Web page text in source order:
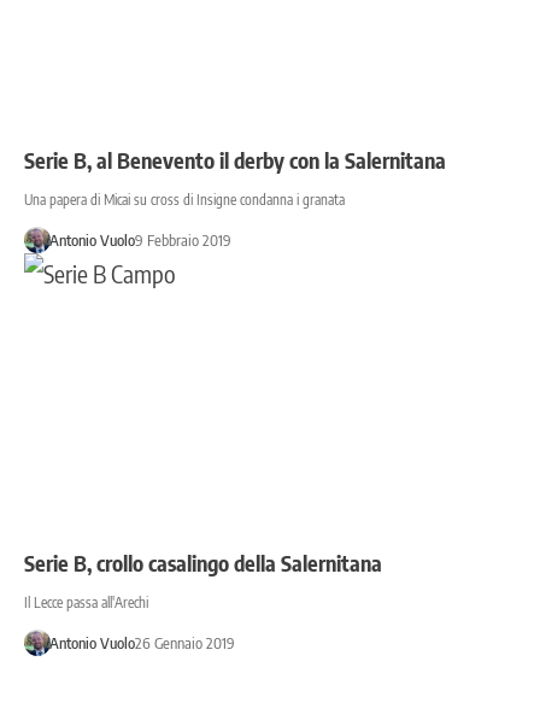
Serie B, al Benevento il derby con la Salernitana
Una papera di Micai su cross di Insigne condanna i granata
Antonio Vuolo9 Febbraio 2019
Serie B, crollo casalingo della Salernitana
Il Lecce passa all'Arechi
Antonio Vuolo26 Gennaio 2019